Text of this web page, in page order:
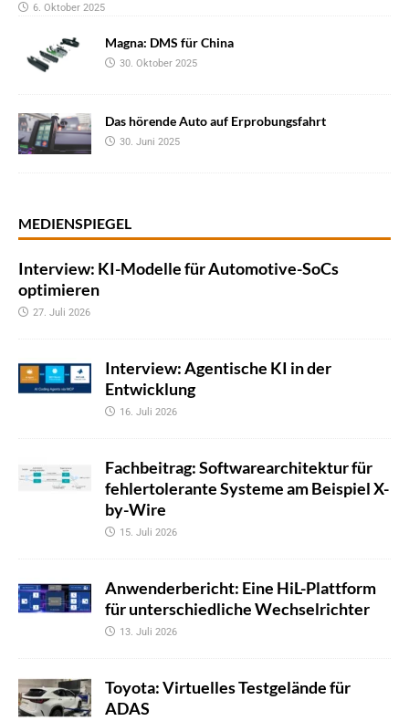
6. Oktober 2025
Magna: DMS für China
30. Oktober 2025
Das hörende Auto auf Erprobungsfahrt
30. Juni 2025
MEDIENSPIEGEL
Interview: KI-Modelle für Automotive-SoCs
optimieren
27. Juli 2026
Interview: Agentische KI in der
Entwicklung
16. Juli 2026
Fachbeitrag: Softwarearchitektur für
fehlertolerante Systeme am Beispiel X-
by-Wire
15. Juli 2026
Anwenderbericht: Eine HiL-Plattform
für unterschiedliche Wechselrichter
13. Juli 2026
Toyota: Virtuelles Testgelände für
ADAS